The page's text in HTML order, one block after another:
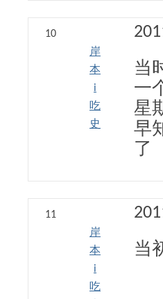
10
岸
本
i
吃
史
当
一
星
早
了
11
岸
本
i
吃
当